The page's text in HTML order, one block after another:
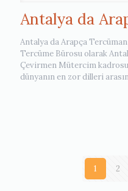
Antalya da
Antalya da Arapça
Tercüme Bürosu olarak
Çevirmen Mütercim
dünyanın en zor dilleri
1 2